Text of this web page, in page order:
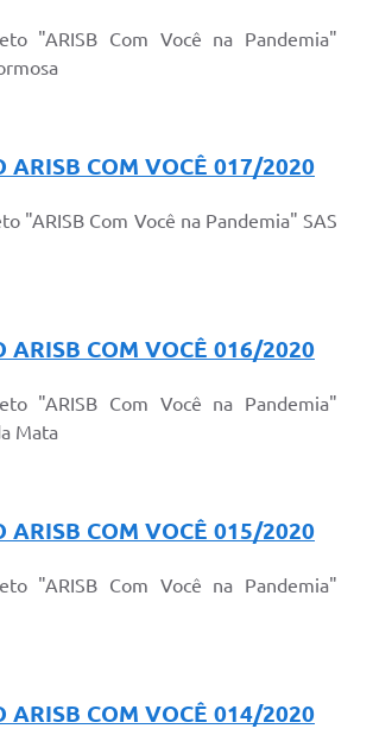
"ARISB Com Você na Pandemia"
ARISB COM VOCÊ 017/2020
"ARISB Com Você na Pandemia" SAS
ARISB COM VOCÊ 016/2020
"ARISB Com Você na Pandemia"
Mata
ARISB COM VOCÊ 015/2020
"ARISB Com Você na Pandemia"
ARISB COM VOCÊ 014/2020